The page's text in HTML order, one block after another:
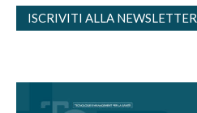
ISCRIVITI ALLA NEWSLETTER